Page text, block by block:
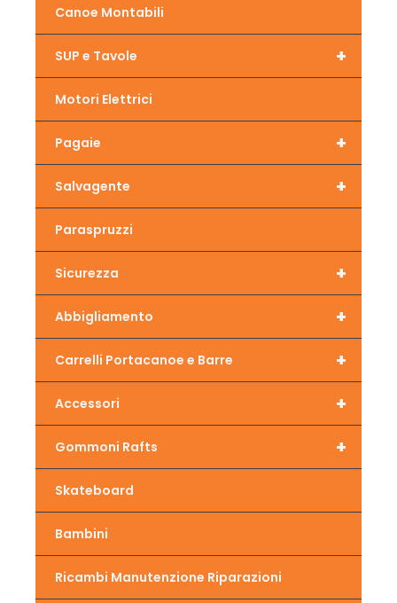
Canoe Montabili
+
SUP e Tavole
Motori Elettrici
+
Pagaie
+
Salvagente
Paraspruzzi
+
Sicurezza
+
Abbigliamento
+
Carrelli Portacanoe e Barre
+
Accessori
+
Gommoni Rafts
Skateboard
Bambini
Ricambi Manutenzione Riparazioni